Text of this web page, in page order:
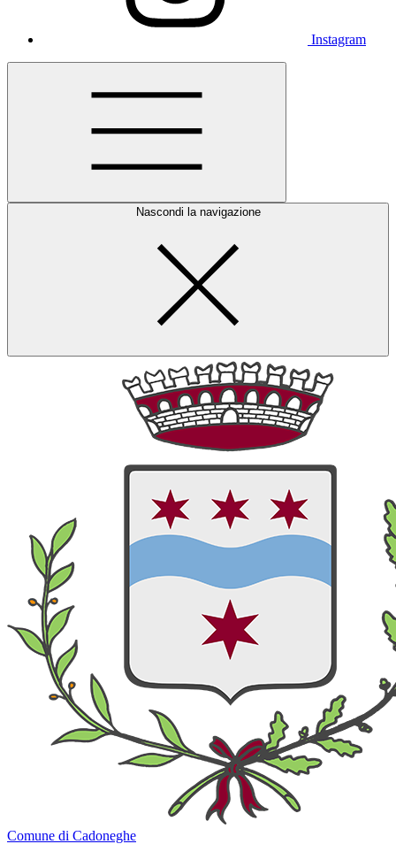
Instagram
Nascondi la navigazione
Comune di Cadoneghe